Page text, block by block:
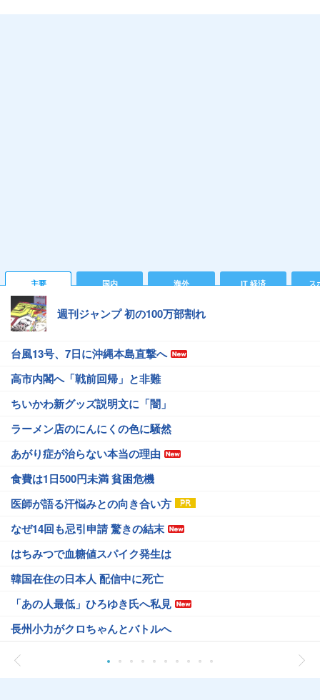
主要 国内 海外 IT 経済 ス
週刊ジャンプ 初の100万部割れ
台風13号、7日に沖縄本島直撃へ
高市内閣へ「戦前回帰」と非難
ちいかわ新グッズ説明文に「闇」
ラーメン店のにんにくの色に騒然
あがり症が治らない本当の理由
食費は1日500円未満 貧困危機
医師が語る汗悩みとの向き合い方
なぜ14回も忌引申請 驚きの結末
はちみつで血糖値スパイク発生は
韓国在住の日本人 配信中に死亡
「あの人最低」ひろゆき氏へ私見
長州小力がクロちゃんとバトルへ